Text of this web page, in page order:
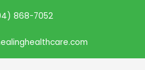
868-7052